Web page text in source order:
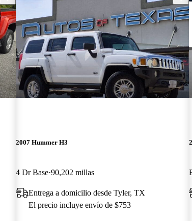
2007 Hummer H3
4 Dr Base 90,202 millas
Entrega a domicilio desde Tyler, TX
El precio incluye envío de $753